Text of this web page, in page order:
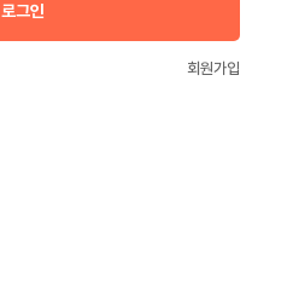
로그인
회원가입